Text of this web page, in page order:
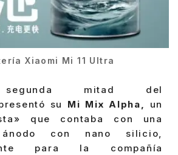
Xiaomi Mi 11 Ultra
mitad del
su Mi Mix Alpha, un
que contaba con una
con nano silicio,
para la compañía